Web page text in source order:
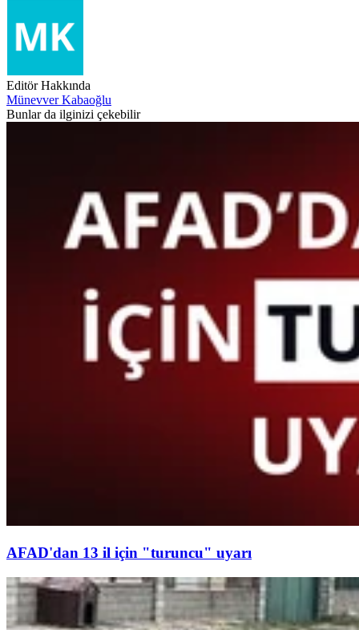
Editör Hakkında
Münevver Kabaoğlu
Bunlar da ilginizi çekebilir
AFAD'dan 13 il için "turuncu" uyarı